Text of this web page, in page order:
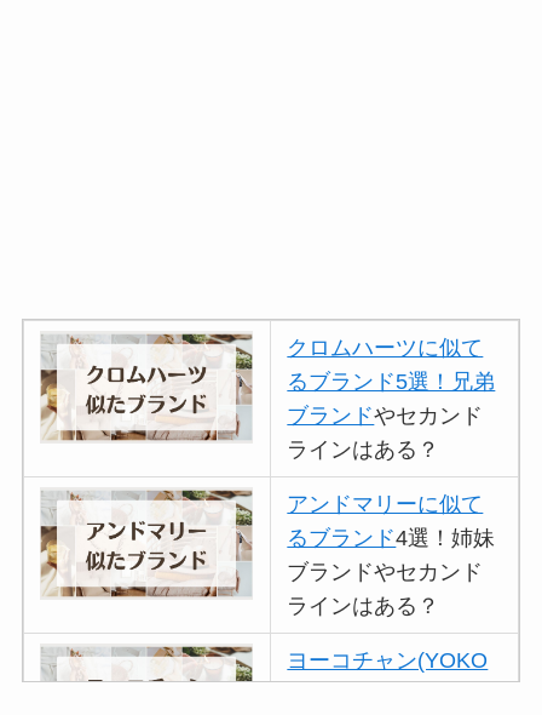
クロムハーツに似て
るブランド5選！兄弟
ブランドやセカンド
ラインはある？
アンドマリーに似て
るブランド4選！姉妹
ブランドやセカンド
ラインはある？
ヨーコチャン(YOKO